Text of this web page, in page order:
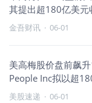
其提出超180亿美元
金吾财讯 · 06-01
美高梅股价盘前飙
People Inc拟以超
美股速递 · 06-01